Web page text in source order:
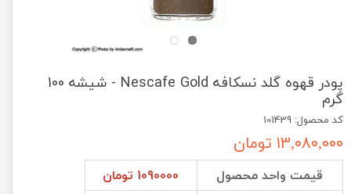
پودر قهوه گلد نسکافه Nescafe Gold - شیشه 100
گرم
کد محصول: 101439
۱۳,۰۸۰,۰۰۰ تومان
قیمت واحد محصول
1090000 تومان